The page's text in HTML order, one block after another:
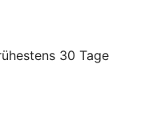
30 Tage